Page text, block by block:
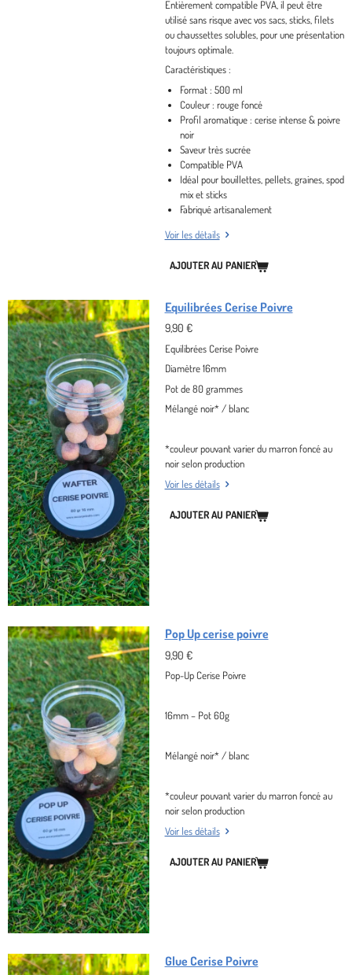
Entièrementcompatible PVA, il peut être
utilisé sans risque avec vos sacs, sticks, filets
ou chaussettes solubles, pour une présentation
toujours optimale.
Caractéristiques :
Format : 500 ml
Couleur : rouge foncé
Profil aromatique : cerise intense & poivre
noir
Saveur très sucrée
Compatible PVA
Idéal pour bouillettes, pellets, graines, spod
mix et sticks
Fabriqué artisanalement
Voir les détails
AJOUTER AU PANIER
Equilibrées Cerise Poivre
9,90 €
Equilibrées Cerise Poivre
Diamètre 16mm
Pot de 80 grammes
Mélangé noir* / blanc
*couleur pouvant varier du marron foncé au
noir selon production
Voir les détails
AJOUTER AU PANIER
Pop Up cerise poivre
9,90 €
Pop-Up Cerise Poivre
16mm – Pot 60g
Mélangé noir* / blanc
*couleur pouvant varier du marron foncé au
noir selon production
Voir les détails
AJOUTER AU PANIER
Glue Cerise Poivre